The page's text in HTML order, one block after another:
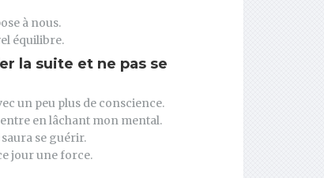
à nous.
équilibre.
la suite et ne pas se
un peu plus de conscience.
en lâchant mon mental.
se guérir.
jour une force.